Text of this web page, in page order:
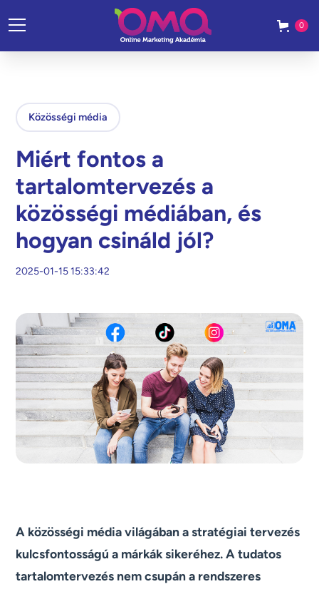
0
Közösségi média
Miért fontos a
tartalomtervezés a
közösségi médiában, és
hogyan csináld jól?
2025-01-15 15:33:42
A közösségi média világában a stratégiai tervezés
kulcsfontosságú a márkák sikeréhez. A tudatos
tartalomtervezés nem csupán a rendszeres